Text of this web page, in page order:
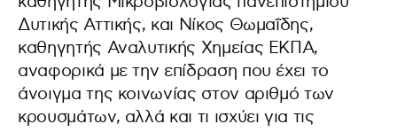
Δυτικής Αττικής, και Νίκος Θωμαΐδης,
καθηγητής Αναλυτικής Χημείας ΕΚΠΑ,
αναφορικά με την επίδραση που έχει το
άνοιγμα της κοινωνίας στον αριθμό των
κρουσμάτων, αλλά και τι ισχύει για τις